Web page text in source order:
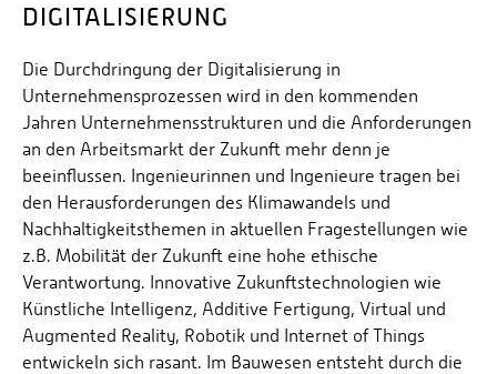
DIGITALISIERUNG
Die Durchdringung der Digitalisierung in
Unternehmensprozessen wird in den kommenden
Jahren Unternehmensstrukturen und die Anforderungen
an den Arbeitsmarkt der Zukunft mehr denn je
beeinflussen. Ingenieurinnen und Ingenieure tragen bei
den Herausforderungen des Klimawandels und
Nachhaltigkeitsthemen in aktuellen Fragestellungen wie
z.B. Mobilität der Zukunft eine hohe ethische
Verantwortung. Innovative Zukunftstechnologien wie
Künstliche Intelligenz, Additive Fertigung, Virtual und
Augmented Reality, Robotik und Internet of Things
entwickeln sich rasant. Im Bauwesen entsteht durch die